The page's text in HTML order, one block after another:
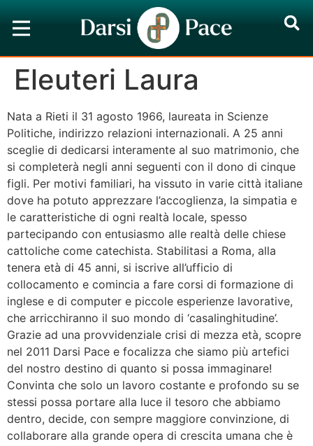
Eleuteri Laura
Nata a Rieti il 31 agosto 1966, laureata in Scienze
Politiche, indirizzo relazioni internazionali. A 25 anni
sceglie di dedicarsi interamente al suo matrimonio, che
si completerà negli anni seguenti con il dono di cinque
figli. Per motivi familiari, ha vissuto in varie città italiane
dove ha potuto apprezzare l’accoglienza, la simpatia e
le caratteristiche di ogni realtà locale, spesso
partecipando con entusiasmo alle realtà delle chiese
cattoliche come catechista. Stabilitasi a Roma, alla
tenera età di 45 anni, si iscrive all’ufficio di
collocamento e comincia a fare corsi di formazione di
inglese e di computer e piccole esperienze lavorative,
che arricchiranno il suo mondo di ‘casalinghitudine’.
Grazie ad una provvidenziale crisi di mezza età, scopre
nel 2011 Darsi Pace e focalizza che siamo più artefici
del nostro destino di quanto si possa immaginare!
Convinta che solo un lavoro costante e profondo su se
stessi possa portare alla luce il tesoro che abbiamo
dentro, decide, con sempre maggiore convinzione, di
collaborare alla grande opera di crescita umana che è